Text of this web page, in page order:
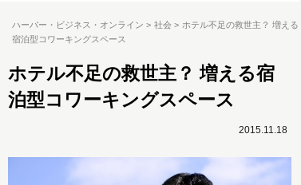
ハーバー・ビジネス・オンライン 社会
ホテル不足の救世主？ 増える
宿泊型コワーキングスペース
ホテル不足の救世主？ 増える宿
泊型コワーキングスペース
2015.11.18